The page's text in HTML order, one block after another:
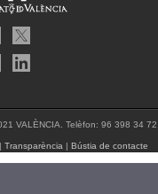
VALÈNCIA. Telèfon: 96 398 34 72
Transparència | Bústia de contacte